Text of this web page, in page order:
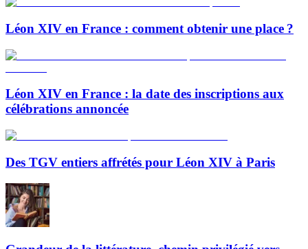
Léon XIV en France : comment obtenir une place ?
Léon XIV en France : la date des inscriptions aux
célébrations annoncée
Des TGV entiers affrétés pour Léon XIV à Paris